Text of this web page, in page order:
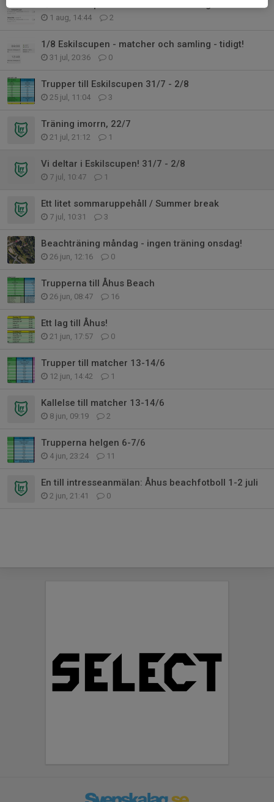
1 aug, 14:44 2
1/8 Eskilscupen - matcher och samling - tidigt!
31 jul, 20:36 0
Trupper till Eskilscupen 31/7 - 2/8
25 jul, 11:04 3
Träning imorrn, 22/7
21 jul, 21:12 1
Vi deltar i Eskilscupen! 31/7 - 2/8
7 jul, 10:47 1
Ett litet sommaruppehåll / Summer break
7 jul, 10:31 3
Beachträning måndag - ingen träning onsdag!
26 jun, 12:16 0
Trupperna till Åhus Beach
26 jun, 08:47 16
Ett lag till Åhus!
21 jun, 17:57 0
Trupper till matcher 13-14/6
12 jun, 14:42 1
Kallelse till matcher 13-14/6
8 jun, 09:19 2
Trupperna helgen 6-7/6
4 jun, 23:24 11
En till intresseanmälan: Åhus beachfotboll 1-2 juli
2 jun, 21:41 0